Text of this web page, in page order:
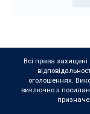
Всі права
оголошеннях.
виключно з